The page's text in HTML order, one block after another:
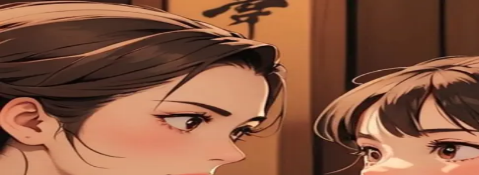
创建者 主人踩踩罵我踢我
多貞
世蘭 多貞世蘭姐妹罵我
角色信息